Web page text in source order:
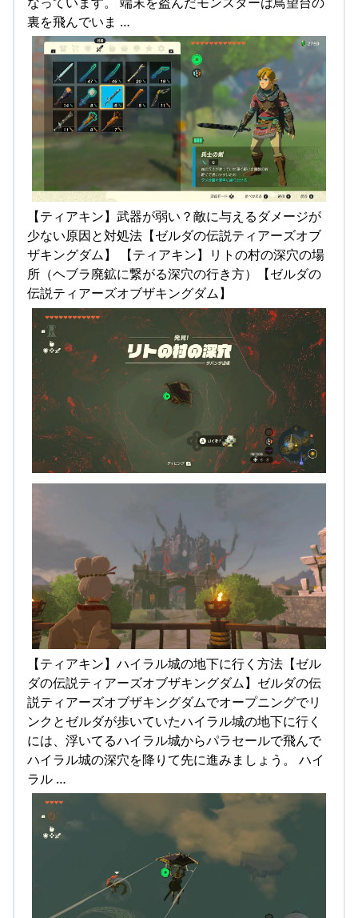
裏を飛んでいま …
【ティアキン】武器が弱い？敵に与えるダメージが
少ない原因と対処法【ゼルダの伝説ティアーズオブ
ザキングダム】 【ティアキン】リトの村の深穴の場
所（ヘブラ廃鉱に繋がる深穴の行き方）【ゼルダの
伝説ティアーズオブザキングダム】
【ティアキン】ハイラル城の地下に行く方法【ゼル
ダの伝説ティアーズオブザキングダム】ゼルダの伝
説ティアーズオブザキングダムでオープニングでリ
ンクとゼルダが歩いていたハイラル城の地下に行く
には、浮いてるハイラル城からパラセールで飛んで
ハイラル城の深穴を降りて先に進みましょう。 ハイ
ラル …